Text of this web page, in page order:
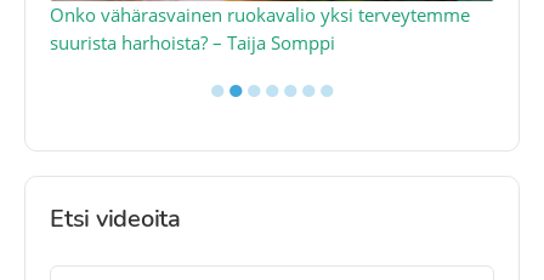
Onko vähärasvainen ruokavalio yksi terveytemme
suurista harhoista? – Taija Somppi
●●●●●●●
Etsi videoita